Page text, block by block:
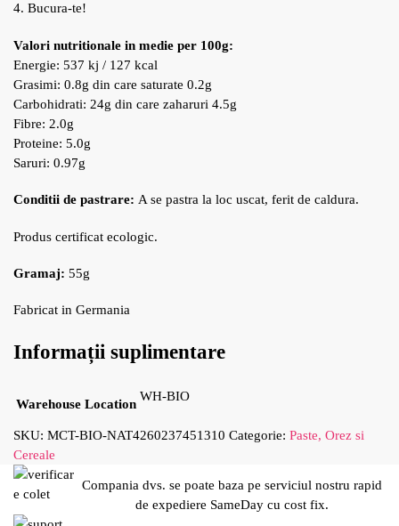
4. Bucura-te!
Valori nutritionale in medie per 100g:
Energie: 537 kj / 127 kcal
Grasimi: 0.8g din care saturate 0.2g
Carbohidrati: 24g din care zaharuri 4.5g
Fibre: 2.0g
Proteine: 5.0g
Saruri: 0.97g
Conditii de pastrare: A se pastra la loc uscat, ferit de caldura.
Produs certificat ecologic.
Gramaj: 55g
Fabricat in Germania
Informații suplimentare
Warehouse Location
WH-BIO
SKU: MCT-BIO-NAT4260237451310 Categorie: Paste, Orez si
Cereale
Compania dvs. se poate baza pe serviciul nostru rapid
de expediere SameDay cu cost fix.